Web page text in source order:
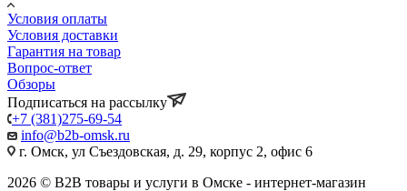
Условия оплаты
Условия доставки
Гарантия на товар
Вопрос-ответ
Обзоры
Подписаться на рассылку
+7 (381)275-69-54
info@b2b-omsk.ru
г. Омск, ул Съездовская, д. 29, корпус 2, офис 6
2026 © B2B товары и услуги в Омске - интернет-магазин